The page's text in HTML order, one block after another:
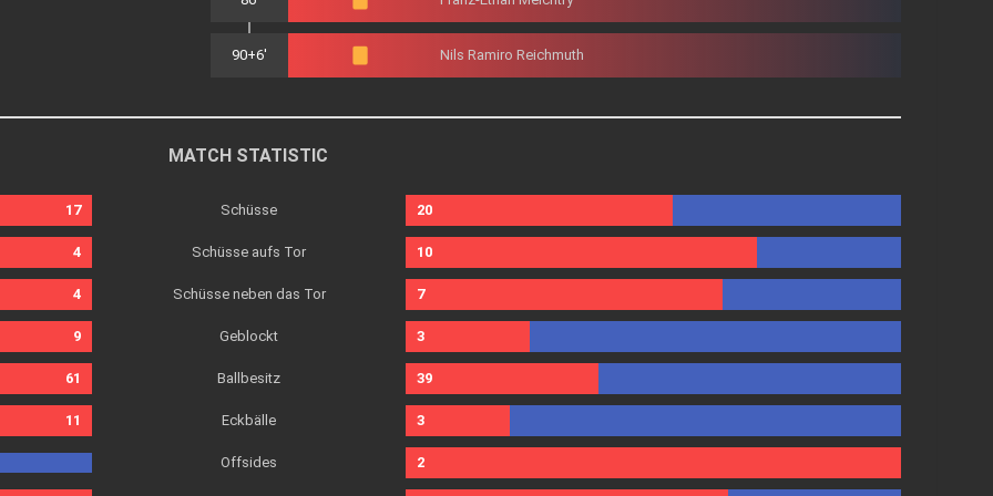
90+6' Nils Ramiro Reichmuth
MATCH STATISTIC
17 Schüsse 20
4 Schüsse aufs Tor 10
4 Schüsse neben das Tor 7
9 Geblockt 3
61 Ballbesitz 39
11 Eckbälle 3
Offsides 2